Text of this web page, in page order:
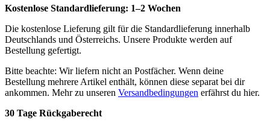
Kostenlose Standardlieferung: 1–2 Wochen
Die kostenlose Lieferung gilt für die Standardlieferung innerhalb
Deutschlands und Österreichs. Unsere Produkte werden auf
Bestellung gefertigt.
Bitte beachte: Wir liefern nicht an Postfächer. Wenn deine
Bestellung mehrere Artikel enthält, können diese separat bei dir
ankommen. Mehr zu unseren Versandbedingungen erfährst du hier.
30 Tage Rückgaberecht